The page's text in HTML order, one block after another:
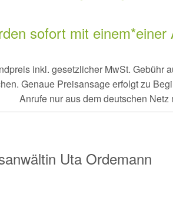
sofort mit einem*einer
inkl. gesetzlicher MwSt. Gebühr
Genaue Preisansage erfolgt zu
Anrufe nur aus dem deutschen Netz
Uta Ordemann